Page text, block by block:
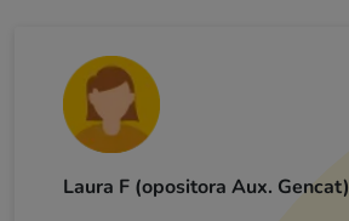
Laura F (opositora Aux. Gencat)